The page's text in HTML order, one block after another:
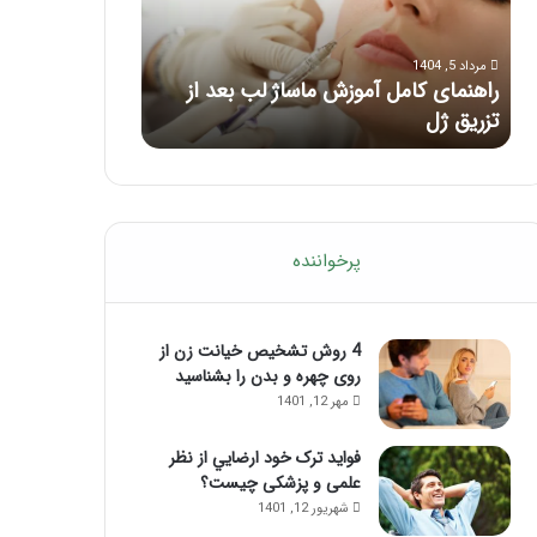
تزریق
ژل
مرداد 5, 1404
راهنمای کامل آموزش ماساژ لب بعد از
تزریق ژل
پرخواننده
4 روش تشخیص خیانت زن از
روی چهره و بدن را بشناسید
مهر 12, 1401
فواید ترک خود ارضايي از نظر
علمی و پزشکی چیست؟
شهریور 12, 1401